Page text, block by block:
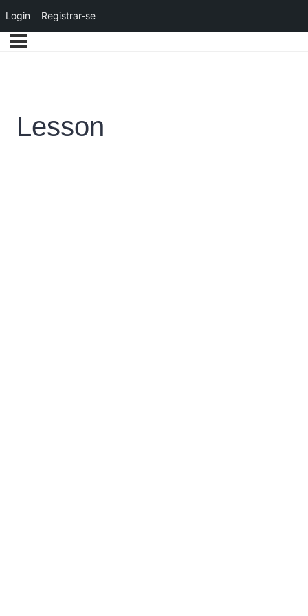
Lesson
Login Registrar-se